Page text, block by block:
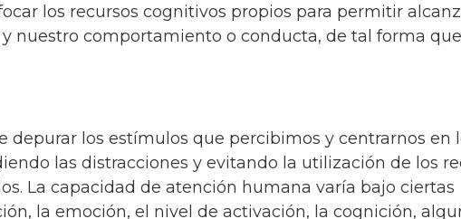
los recursos cognitivos propios para permitir
nuestro comportamiento o conducta, de tal forma que
depurar los estímulos que percibimos y centrarnos en
las distracciones y evitando la utilización de los
La capacidad de atención humana varía bajo ciertas
la emoción, el nivel de activación, la cognición,